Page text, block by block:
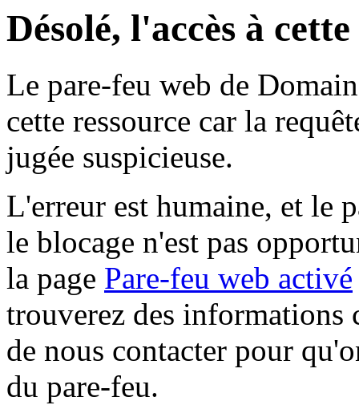
Désolé, l'accès à
Le pare-feu web de
cette ressource car la
jugée suspicieuse.
L'erreur est humaine, et le
le blocage n'est pas
la page Pare-feu web activé
trouverez des informations
de nous contacter pour
du pare-feu.